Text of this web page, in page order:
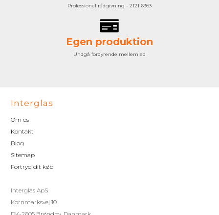
Professionel rådgivning - 2121 6363
Egen produktion
Undgå fordyrende mellemled
Interglas
Om os
Kontakt
Blog
Sitemap
Fortryd dit køb
Interglas ApS
Kornmarksvej 10